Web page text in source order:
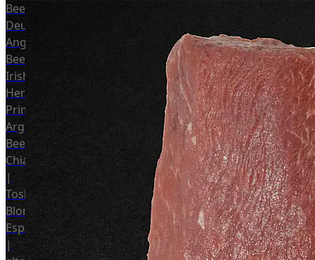
Beef
Deutsches
Angus
Beef
Irish
Hereford
Prime
Argentina
Beef
Chianina
|
Toskana
Blonda
Espanola
|